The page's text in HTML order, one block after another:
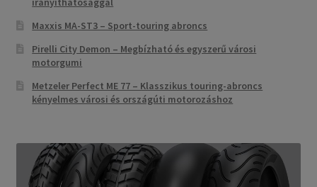
Maxxis MA-ST3 – Sport-touring abroncs
Pirelli City Demon – Megbízható és egyszerű városi
motorgumi
Metzeler Perfect ME 77 – Klasszikus touring-abroncs
kényelmes városi és országúti motorozáshoz